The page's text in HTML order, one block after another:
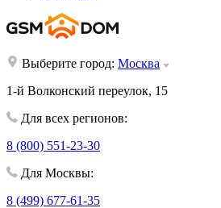
Выберите город: Москва
1-й Волконский переулок, 15
Для всех регионов:
8 (800) 551-23-30
Для Москвы:
8 (499) 677-61-35